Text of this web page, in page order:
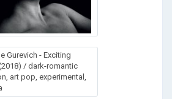
Gurevich - Exciting
/ dark-romantic
art pop, experimental,